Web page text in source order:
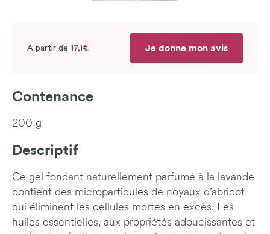
A partir de 17,1€ Je donne mon avis
Contenance
200 g
Descriptif
Ce gel fondant naturellement parfumé à la lavande
contient des microparticules de noyaux d’abricot
qui éliminent les cellules mortes en excès. Les
huiles essentielles, aux propriétés adoucissantes et